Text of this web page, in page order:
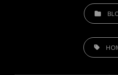
CATEGORIES
TAGS,